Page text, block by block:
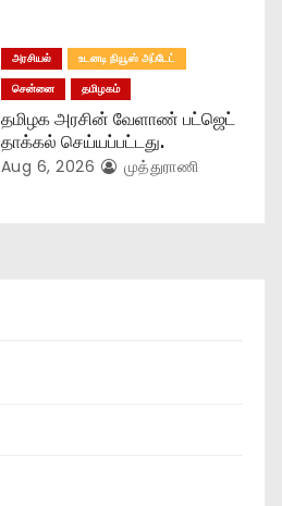
அரசியல்
உடனடி நியூஸ் அப்டேட்
சென்னை
தமிழகம்
தமிழக அரசின் வேளாண் பட்ஜெட்
தாக்கல் செய்யப்பட்டது.
Aug 6, 2026 முத்துராணி